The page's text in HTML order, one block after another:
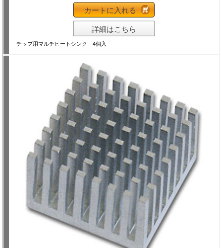
カートに入れる
詳細はこちら
チップ用マルチヒートシンク 4個入